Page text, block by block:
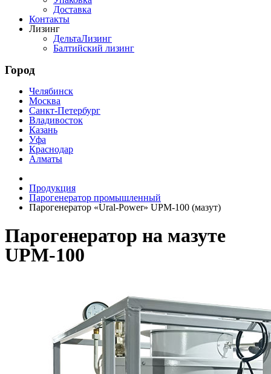
Доставка
Контакты
Лизинг
ДельтаЛизинг
Балтийский лизинг
Город
Челябинск
Москва
Санкт-Петербург
Владивосток
Казань
Уфа
Краснодар
Алматы
Продукция
Парогенератор промышленный
Парогенератор «Ural-Power» UPM-100 (мазут)
Парогенератор на мазуте
UPM-100